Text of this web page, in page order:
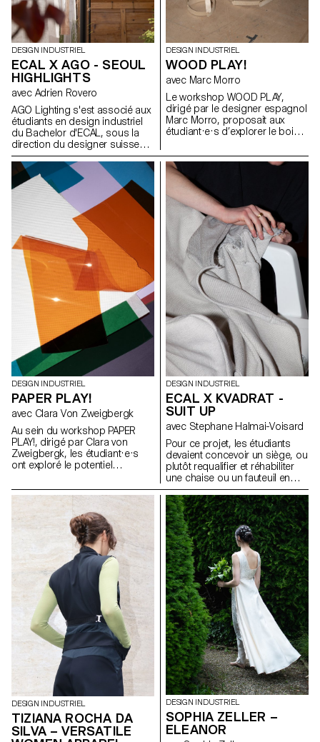
DESIGN INDUSTRIEL
ECAL X AGO - SEOUL
HIGHLIGHTS
avec Adrien Rovero
AGO Lighting s'est associé aux
étudiants en design industriel
du Bachelor d'ECAL, sous la
direction du designer suisse
Adrien Rovero, pour concevoir
une collection d'installations
lumineuses destinées à des
lieux publics tels que des
musées, des halls d'hôtel, des
cafés, etc. En mettant
principalement l'accent sur
l'aspect spatial de la lumière,
notre approche a consisté à
concevoir des structures
lumineuses à partir des
composants fournis par AGO
et inspirées par le tissu urbain
de Séoul, plutôt que de créer
de simples lampes.
DESIGN INDUSTRIEL
WOOD PLAY!
avec Marc Morro
Le workshop WOOD PLAY,
dirigé par le designer espagnol
Marc Morro, proposait aux
étudiant·e·s d’explorer le bois
construction ouvert et
accessible à tous les publics.
L’objectif était de stimuler la
créativité et l’expérimentation à
travers la conception de
modules ludiques et
reconfigurables, exploitant les
potentialités et les contraintes
du matériau, tout en évitant une
approche formelle trop
enfantine.
DESIGN INDUSTRIEL
PAPER PLAY!
avec Clara Von Zweigbergk
Au sein du workshop PAPER
PLAY!, dirigé par Clara von
Zweigbergk, les étudiant·e·s
ont exploré le potentiel
carton afin de réinventer des
abat-jour destinés à des
luminaires de plafond, muraux,
sur pied, de chevet, de table ou
portables. L’accent a été mis
sur l’expérimentation et le jeu —
en testant les possibilités et les
limites du papier, de la lumière,
de la couleur et de la forme
pour développer de nouvelles
expressions lumineuses.
DESIGN INDUSTRIEL
ECAL X KVADRAT -
SUIT UP
avec Stephane Halmai-Voisard
Pour ce projet, les étudiants
devaient concevoir un siège, ou
plutôt requalifier et réhabiliter
une chaise ou un fauteuil en
utilisant des modèles existants
comme la monobloc, la chaise
bistro en aluminium ou la
chaise longue, en tant que
structure de base. En
employant des textiles
d’ameublement Kvadrat, les
designs devaient être
réversibles, c’est-à-dire ne pas
altérer la structure existante.
Tout en pouvant conserver ou
modifier la fonction originale de
la chaise, les propositions
visaient à améliorer le confort et
l’aspect esthétique des sièges.
DESIGN INDUSTRIEL
TIZIANA ROCHA DA
SILVA – VERSATILE
DESIGN INDUSTRIEL
SOPHIA ZELLER –
ELEANOR